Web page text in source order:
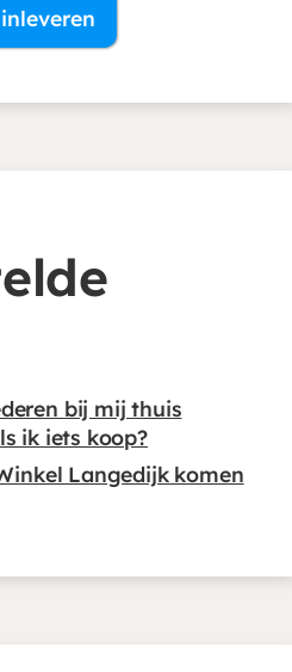
bij mij thuis
ik iets koop?
Langedijk komen